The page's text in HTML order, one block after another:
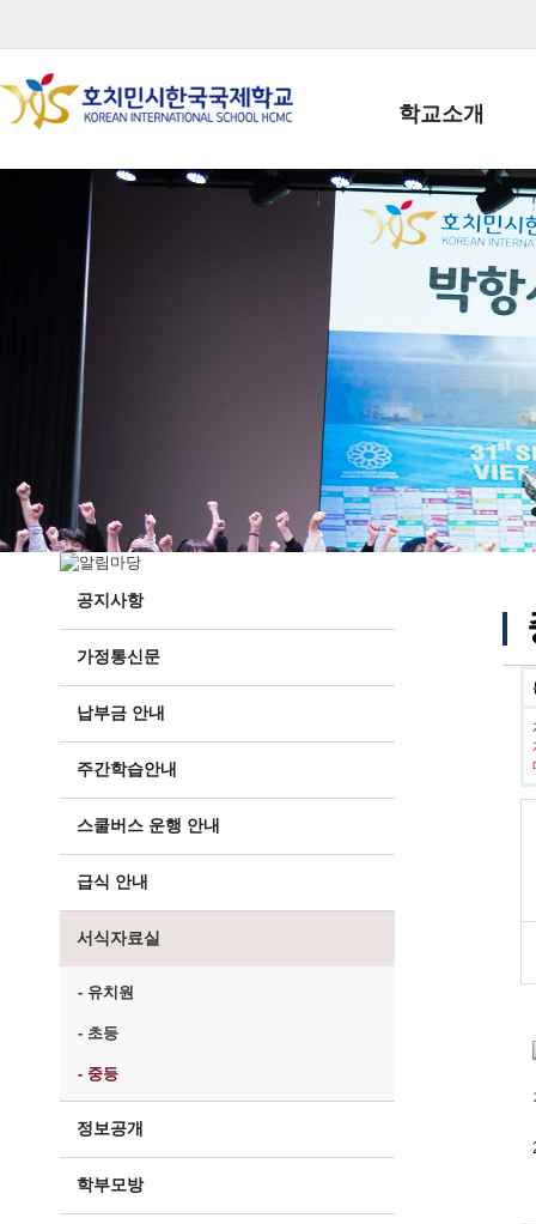
학교소개
학교장인사말
학생회장인사말
학교상징
학교 CI
교직원현황
학생현황
위치/전화
전경사진
공지사항
가정통신문
납부금 안내
주간학습안내
스쿨버스 운행 안내
급식 안내
서식자료실
- 유치원
- 초등
- 중등
정보공개
학부모방